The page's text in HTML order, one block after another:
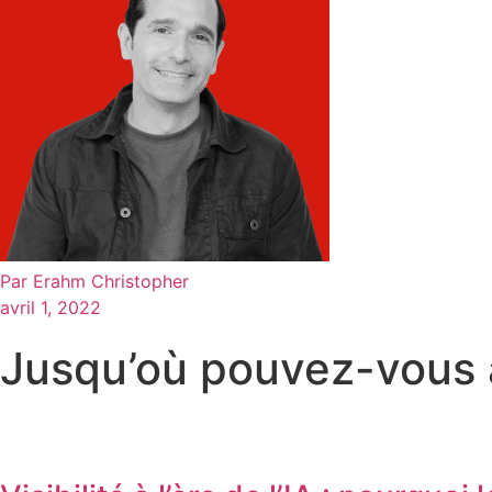
Par Erahm Christopher
avril 1, 2022
Jusqu’où pouvez-vous